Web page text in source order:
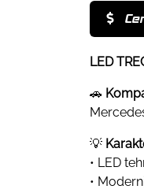
LED
🚗
💡
• LED
•